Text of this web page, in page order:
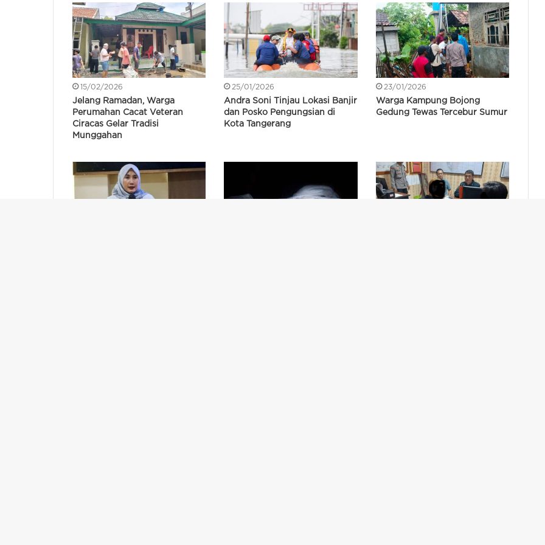
15/02/2026
Jelang Ramadan, Warga
Perumahan Cacat Veteran
Ciracas Gelar Tradisi
Munggahan
25/01/2026
Andra Soni Tinjau Lokasi Banjir
dan Posko Pengungsian di
Kota Tangerang
23/01/2026
Warga Kampung Bojong
Gedung Tewas Tercebur Sumur